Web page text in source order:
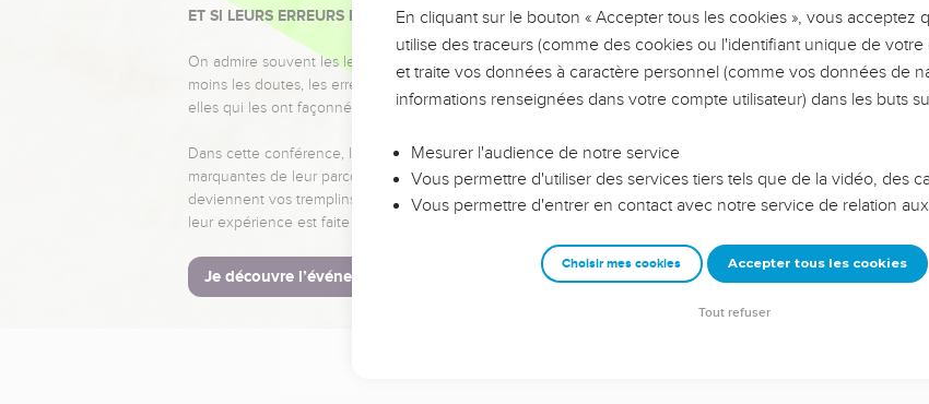
ET SI LEURS ERREURS POUVAIENT VOUS ÉVITER LES VOTRES ?
On admire souvent les leaders pour leurs réussites, leur impact, leur foi ou leur vision. Mais on voit
moins les doutes, les erreurs et les saisons difficiles qu'ils ont traversés, alors même que ce sont
elles qui les ont façonnés.
Dans cette conférence, leaders, entrepreneurs, et responsables reviennent sur les erreurs
marquantes de leur parcours et les clés pour avancer avec plus de sagesse afin que leurs erreurs
deviennent vos tremplins. Que vous guidiez un ministère, une équipe, un groupe ou une famille,
leur expérience est faite pour vous.
Je découvre l’événement
En cliquant sur le bouton « Accepter tous les cookies », vous acceptez
utilise des traceurs (comme des cookies ou l'identifiant unique de votre
et traite vos données à caractère personnel (comme vos données de
informations renseignées dans votre compte utilisateur) dans les buts
Mesurer l'audience de notre service
Vous permettre d'utiliser des services tiers tels que de la vidéo, des
Vous permettre d'entrer en contact avec notre service de relation
Choisir mes cookies Accepter tous les cookies
Tout refuser